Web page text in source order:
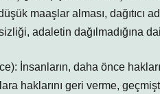
maaşlar alması, dağıtıcı
adaletin dağılmadığına
İnsanların, daha önce
haklarını geri verme,